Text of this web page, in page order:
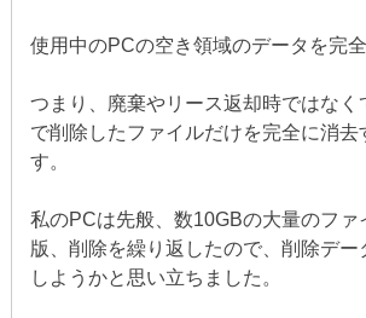
使用中のPCの空き領域のデータを完全
つまり、廃棄やリース返却時ではなく
で削除したファイルだけを完全に消去
す。
私のPCは先般、数10GBの大量のファ
版、削除を繰り返したので、削除デー
しようかと思い立ちました。